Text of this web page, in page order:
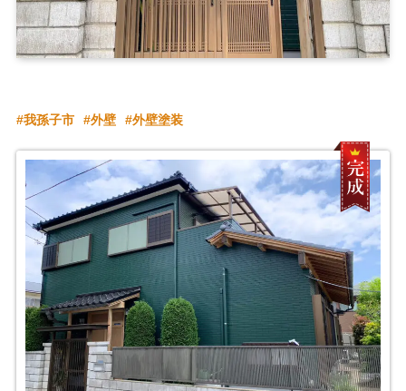
我孫子市 外壁 外壁塗装